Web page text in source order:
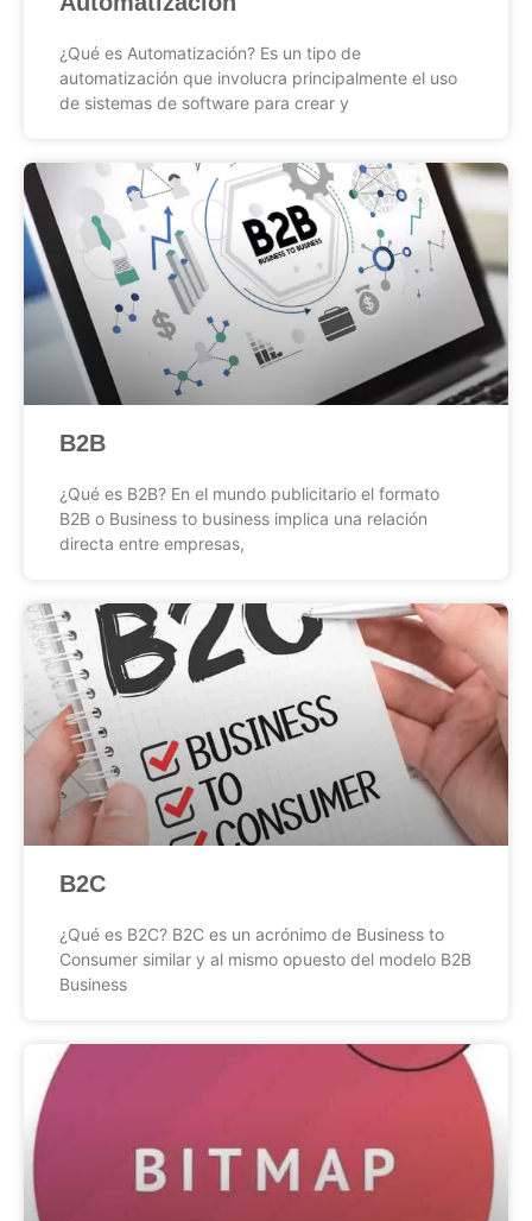
¿Qué es Automatización? Es un tipo de
automatización que involucra principalmente el uso
de sistemas de software para crear y
B2B
¿Qué es B2B? En el mundo publicitario el formato
B2B o Business to business implica una relación
directa entre empresas,
B2C
¿Qué es B2C? B2C es un acrónimo de Business to
Consumer similar y al mismo opuesto del modelo B2B
Business